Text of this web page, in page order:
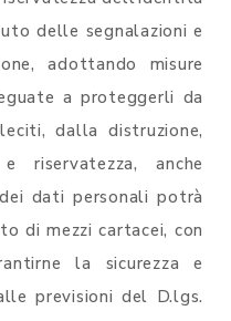
delle segnalazioni e
adottando misure
a proteggerli da
dalla distruzione,
riservatezza, anche
dati personali potrà
di mezzi cartacei, con
la sicurezza e
previsioni del D.lgs.